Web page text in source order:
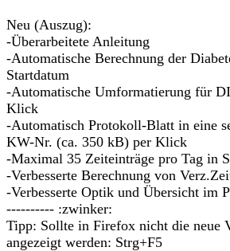
Neu (Auszug):
-Überarbeitete Anleitung
-Automatische Berechnung der
Startdatum
-Automatische Umformatierung für
Klick
-Automatisch Protokoll-Blatt in eine
KW-Nr. (ca. 350 kB) per Klick
-Maximal 35 Zeiteinträge pro Tag in
-Verbesserte Berechnung von
-Verbesserte Optik und Übersicht im
---------- :zwinker:
Tipp: Sollte in Firefox nicht die neue
angezeigt werden: Strg+F5